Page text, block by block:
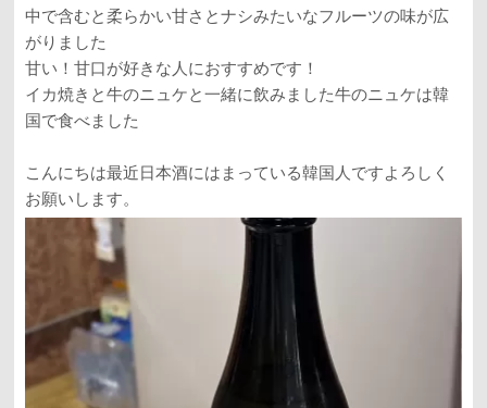
中で含むと柔らかい甘さとナシみたいなフルーツの味が広
がりました
甘い！甘口が好きな人におすすめです！
イカ焼きと牛のニュケと一緒に飲みました牛のニュケは韓
国で食べました
こんにちは最近日本酒にはまっている韓国人ですよろしく
お願いします。